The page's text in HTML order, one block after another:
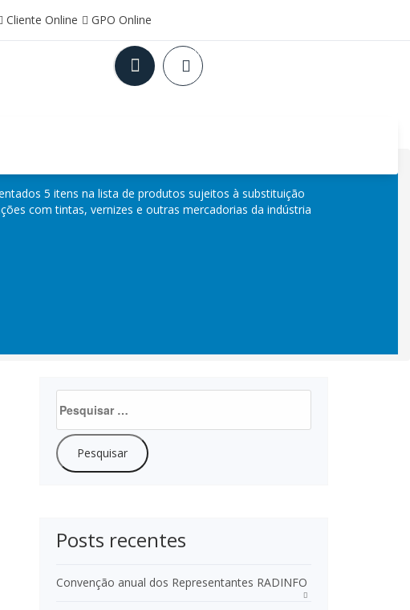
Cliente Online GPO Online
0
5 itens na lista de produtos sujeitos à substituição
com tintas, vernizes e outras mercadorias da indústria
por:
Posts recentes
Convenção anual dos Representantes RADINFO